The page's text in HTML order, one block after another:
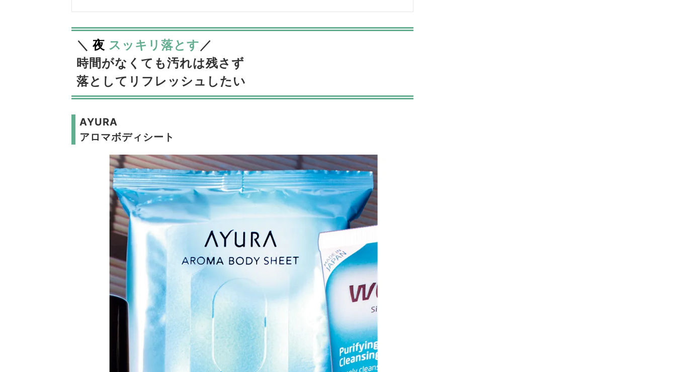
＼ 夜 スッキリ落とす ／
時間がなくても汚れは残さず
落としてリフレッシュしたい
AYURA
アロマボディシート